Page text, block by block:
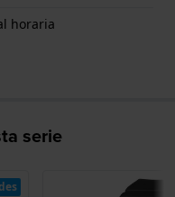
horaria
serie